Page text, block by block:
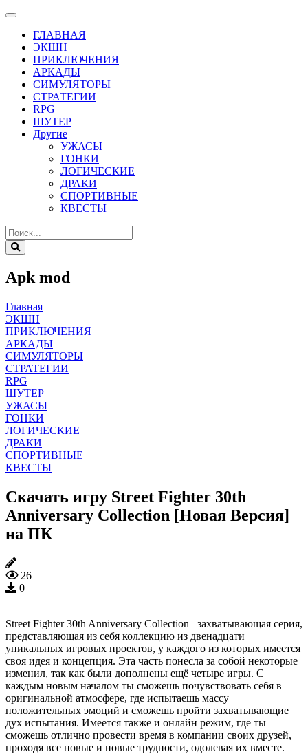
ГЛАВНАЯ
ЭКШН
ПРИКЛЮЧЕНИЯ
АРКАДЫ
СИМУЛЯТОРЫ
СТРАТЕГИИ
RPG
ШУТЕР
Другие
УЖАСЫ
ГОНКИ
ЛОГИЧЕСКИЕ
ДРАКИ
СПОРТИВНЫЕ
КВЕСТЫ
Apk mod
Главная
ЭКШН
ПРИКЛЮЧЕНИЯ
АРКАДЫ
СИМУЛЯТОРЫ
СТРАТЕГИИ
RPG
ШУТЕР
УЖАСЫ
ГОНКИ
ЛОГИЧЕСКИЕ
ДРАКИ
СПОРТИВНЫЕ
КВЕСТЫ
Скачать игру Street Fighter 30th
Anniversary Collection [Новая Версия]
на ПК
26
0
Street Fighter 30th Anniversary Collection– захватывающая серия,
представляющая из себя коллекцию из двенадцати
уникальных игровых проектов, у каждого из которых имеется
своя идея и концепция. Эта часть понесла за собой некоторые
изменил, так как были дополнены ещё четыре игры. С
каждым новым началом ты сможешь почувствовать себя в
оригинальной атмосфере, где испытаешь массу
положительных эмоций и сможешь пройти захватывающие
дух испытания. Имеется также и онлайн режим, где ты
сможешь отлично провести время в компании своих друзей,
проходя все новые и новые трудности, одолевая их вместе.